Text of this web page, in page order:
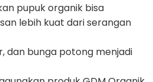
pupuk organik bisa
lebih kuat dari serangan
dan bunga potong menjadi